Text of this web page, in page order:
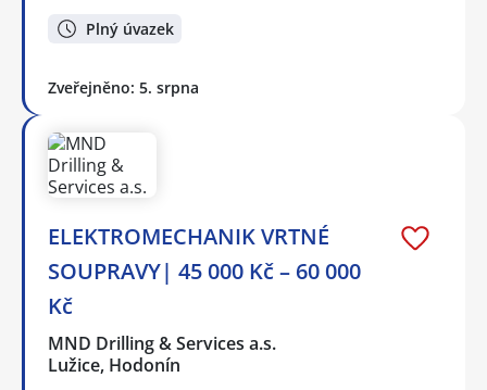
Plný úvazek
Zveřejněno: 5. srpna
ELEKTROMECHANIK VRTNÉ
SOUPRAVY| 45 000 Kč – 60 000
Kč
MND Drilling & Services a.s.
Lužice, Hodonín